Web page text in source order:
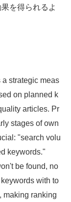
を得られるよ
strategic meas
on planned k
articles. Pr
stages of own
"search volu
keywords."
be found, no
with to
making ranking